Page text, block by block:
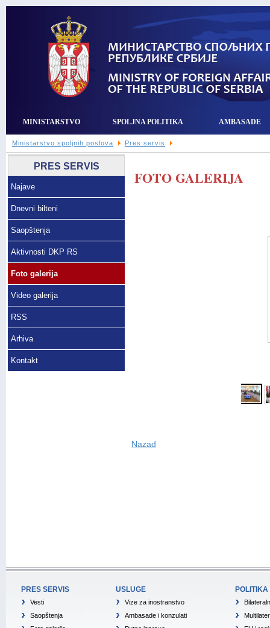
MINISTARSTVO SPOLJNA POLITIKA AMBASADE
Ministarstvo spoljnih poslova Pres servis
PRES SERVIS
Najave
Dnevni bilteni
Saopštenja
Aktivnosti DKP RS
Foto galerija
Video galerija
RSS
Arhiva
Kontakt
FOTO GALERIJA
Nazad
PRES SERVIS
Vesti
Saopštenja
USLUGE
Vize za inostranstvo
Ambasade i konzulati
POLITIKA